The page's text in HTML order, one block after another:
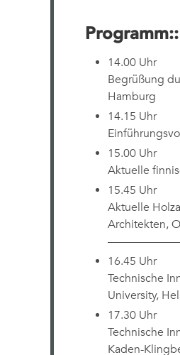
Programm::
14.00 Uhr
Begrüßung
Hamburg
14.15 Uhr
15.00 Uhr
Aktuelle
15.45 Uhr
Aktuelle
Architekten,
16.45 Uhr
Technische
University,
17.30 Uhr
Technische
Kaden-